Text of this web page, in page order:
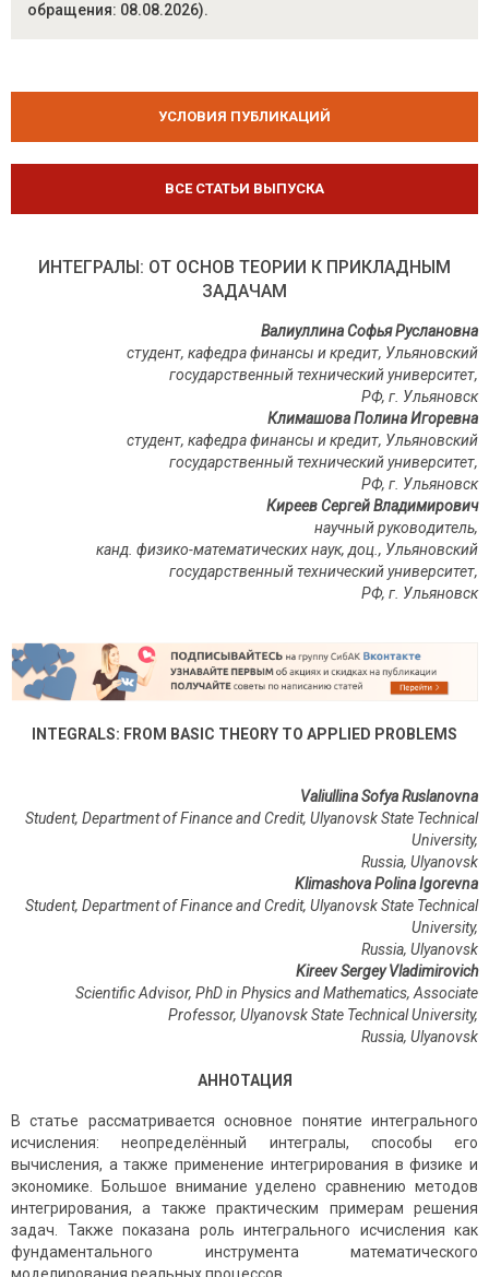
обращения: 08.08.2026).
УСЛОВИЯ ПУБЛИКАЦИЙ
ВСЕ СТАТЬИ ВЫПУСКА
ИНТЕГРАЛЫ: ОТ ОСНОВ ТЕОРИИ К ПРИКЛАДНЫМ
ЗАДАЧАМ
Валиуллина Софья Руслановна
студент, кафедра финансы и кредит, Ульяновский
государственный технический университет,
РФ, г. Ульяновск
Климашова Полина Игоревна
студент, кафедра финансы и кредит, Ульяновский
государственный технический университет,
РФ, г. Ульяновск
Киреев Сергей Владимирович
научный руководитель,
канд. физико-математических наук, доц., Ульяновский
государственный технический университет,
РФ, г. Ульяновск
INTEGRALS: FROM BASIC THEORY TO APPLIED PROBLEMS
Valiullina Sofya Ruslanovna
Student, Department of Finance and Credit, Ulyanovsk State Technical
University,
Russia, Ulyanovsk
Klimashova Polina Igorevna
Student, Department of Finance and Credit, Ulyanovsk State Technical
University,
Russia, Ulyanovsk
Kireev Sergey Vladimirovich
Scientific Advisor, PhD in Physics and Mathematics, Associate
Professor, Ulyanovsk State Technical University,
Russia, Ulyanovsk
АННОТАЦИЯ
В статье рассматривается основное понятие интегрального
исчисления: неопределённый интегралы, способы его
вычисления, а также применение интегрирования в физике и
экономике. Большое внимание уделено сравнению методов
интегрирования, а также практическим примерам решения
задач. Также показана роль интегрального исчисления как
фундаментального инструмента математического